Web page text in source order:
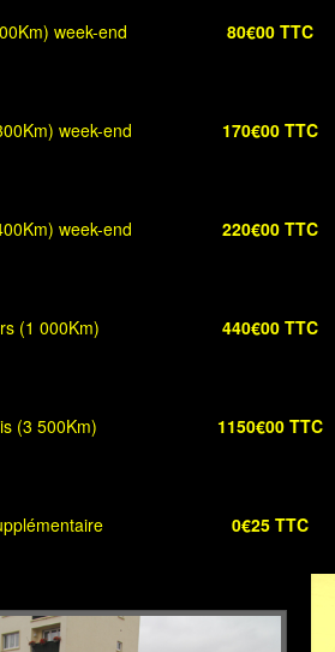
week-end 80€00 TTC
week-end 170€00 TTC
week-end 220€00 TTC
(1 000Km) 440€00 TTC
(3 500Km) 1150€00 TTC
0€25 TTC